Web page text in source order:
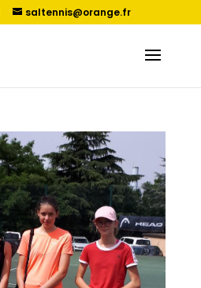
saltennis@orange.fr